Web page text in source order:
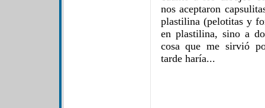
nos aceptaron
plastilina (pelotitas y
en plastilina, sino a
cosa que me sirvió
tarde haría...